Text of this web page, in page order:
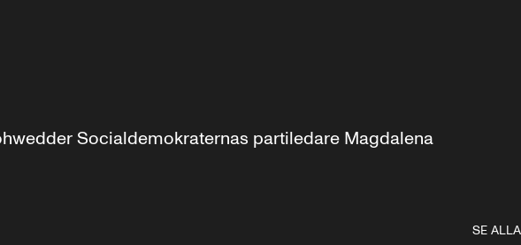
Socialdemokraternas partiledare Magdalena
SE ALLA